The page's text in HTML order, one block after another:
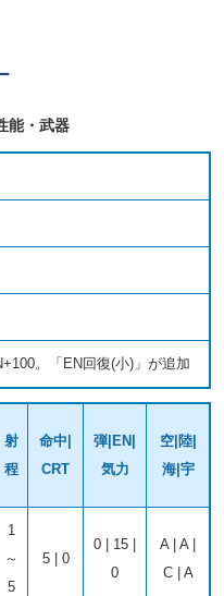
能・武器
。「EN回復(小)」が追加
射
程
命中|
CRT
弾|EN|
気力
空|陸|
海|宇
1
～
5
5 | 0
0 | 15 |
0
A | A |
C | A